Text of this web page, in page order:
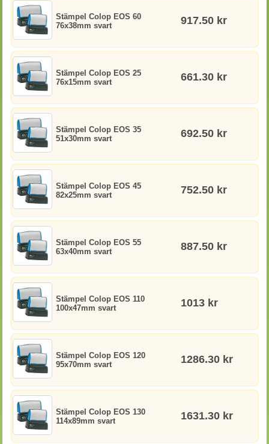
Stämpel Colop EOS 60
76x38mm svart
917.50 kr
Stämpel Colop EOS 25
76x15mm svart
661.30 kr
Stämpel Colop EOS 35
51x30mm svart
692.50 kr
Stämpel Colop EOS 45
82x25mm svart
752.50 kr
Stämpel Colop EOS 55
63x40mm svart
887.50 kr
Stämpel Colop EOS 110
100x47mm svart
1013 kr
Stämpel Colop EOS 120
95x70mm svart
1286.30 kr
Stämpel Colop EOS 130
114x89mm svart
1631.30 kr